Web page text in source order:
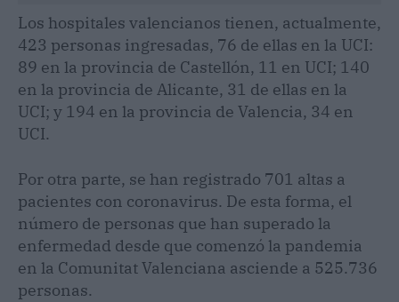
Los hospitales valencianos tienen, actualmente,
423 personas ingresadas, 76 de ellas en la UCI:
89 en la provincia de Castellón, 11 en UCI; 140
en la provincia de Alicante, 31 de ellas en la
UCI; y 194 en la provincia de Valencia, 34 en
UCI.
Por otra parte, se han registrado 701 altas a
pacientes con coronavirus. De esta forma, el
número de personas que han superado la
enfermedad desde que comenzó la pandemia
en la Comunitat Valenciana asciende a 525.736
personas.